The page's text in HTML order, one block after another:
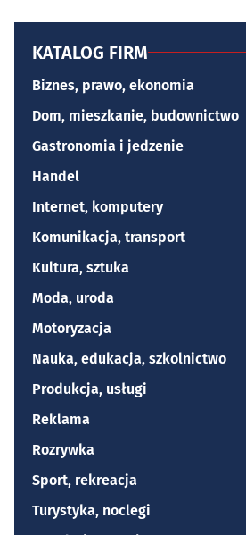
KATALOG FIRM
Biznes, prawo, ekonomia
Dom, mieszkanie, budownictwo
Gastronomia i jedzenie
Handel
Internet, komputery
Komunikacja, transport
Kultura, sztuka
Moda, uroda
Motoryzacja
Nauka, edukacja, szkolnictwo
Produkcja, usługi
Reklama
Rozrywka
Sport, rekreacja
Turystyka, noclegi